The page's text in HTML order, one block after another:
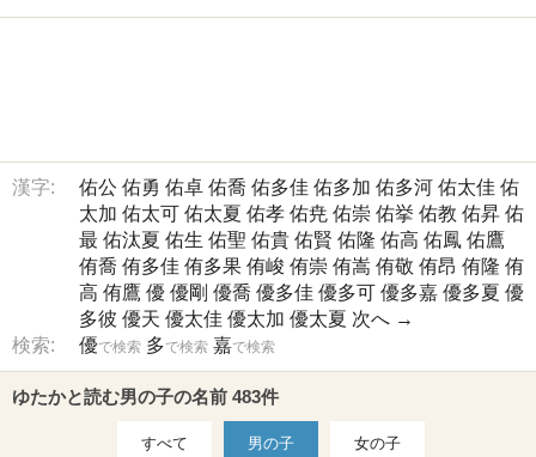
漢字: 佑公 佑勇 佑卓 佑喬 佑多佳 佑多加 佑多河 佑太佳 佑
太加 佑太可 佑太夏 佑孝 佑尭 佑崇 佑挙 佑教 佑昇 佑
最 佑汰夏 佑生 佑聖 佑貴 佑賢 佑隆 佑高 佑鳳 佑鷹
侑喬 侑多佳 侑多果 侑峻 侑崇 侑嵩 侑敬 侑昂 侑隆 侑
高 侑鷹 優 優剛 優喬 優多佳 優多可 優多嘉 優多夏 優
多彼 優天 優太佳 優太加 優太夏 次へ →
検索:
優で検索 多で検索 嘉で検索
ゆたかと読む男の子の名前 483件
すべて 男の子 女の子